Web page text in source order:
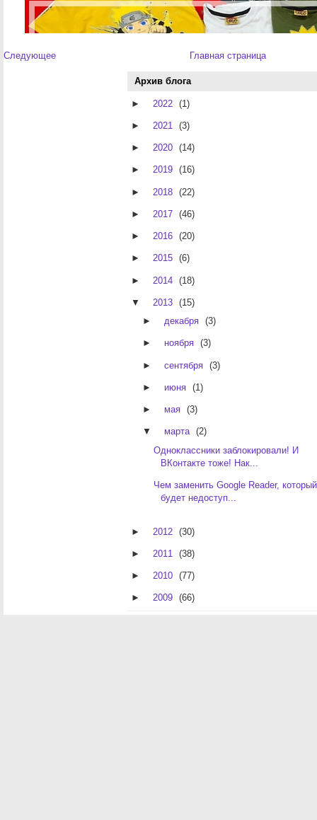
Следующее Главная страница
Архив блога
► 2022 (1)
► 2021 (3)
► 2020 (14)
► 2019 (16)
► 2018 (22)
► 2017 (46)
► 2016 (20)
► 2015 (6)
► 2014 (18)
▼ 2013 (15)
►
декабря (3)
► ноября (3)
► сентября (3)
► июня (1)
► мая (3)
▼ марта
(2)
Одноклассники заблокировали! И
ВКонтакте тоже! Нак...
Чем заменить Google Reader, который
будет недоступ...
► 2012 (30)
► 2011 (38)
► 2010 (77)
► 2009 (66)